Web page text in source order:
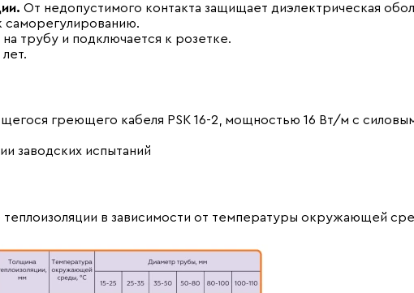
От недопустимого контакта защищает диэлектрическая
саморегулированию.
на трубу и подключается к розетке.
греющего кабеля PSK 16-2, мощностью 16 Вт/м с
заводских испытаний
в зависимости от температуры окружающей